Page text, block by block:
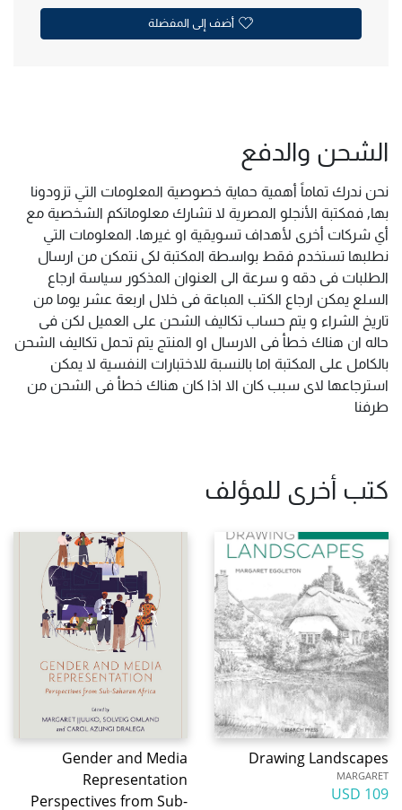
أضف إلى المفضلة
الشحن والدفع
نحن ندرك تماماً أهمية حماية خصوصية المعلومات التي تزودونا
بها, فمكتبة الأنجلو المصرية لا تشارك معلوماتكم الشخصية مع
أي شركات أخرى لأهداف تسويقية او غيرها. المعلومات التي
نطلبها تستخدم فقط بواسطة المكتبة لكى نتمكن من ارسال
الطلبات فى دقه و سرعة الى العنوان المذكور سياسة ارجاع
السلع يمكن ارجاع الكتب المباعة فى خلال اربعة عشر يوما من
تاريخ الشراء و يتم حساب تكاليف الشحن على العميل لكن فى
حاله ان هناك خطأ فى الارسال او المنتج يتم تحمل تكاليف الشحن
بالكامل على المكتبة اما بالنسبة للاختبارات النفسية لا يمكن
استرجاعها لاى سبب كان الا اذا كان هناك خطأ فى الشحن من
طرفنا
كتب أخرى للمؤلف
Drawing Landscapes
MARGARET
109 USD
Gender and Media
Representation
Perspectives from Sub-